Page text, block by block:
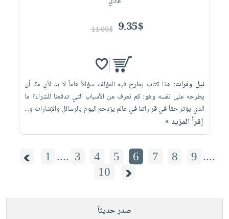
9.35$
11.00$
نيل وفرات: هذا كتاب يطرح فيه المؤلف سؤالاً هاماً لا بد لأي منّا أن
يطرحه على نفسه وهو: كم نعرف عن الأسباب التي تدفعنا للشراء؟ ما
الذي يؤثر حقاً في قراراتنا في عالم يزدحم اليوم بالرسائل والإشارات و...
إقرأ المزيد »
1 .... 3 4 5 6 7 8 9 ....
10
صدر حديثاً